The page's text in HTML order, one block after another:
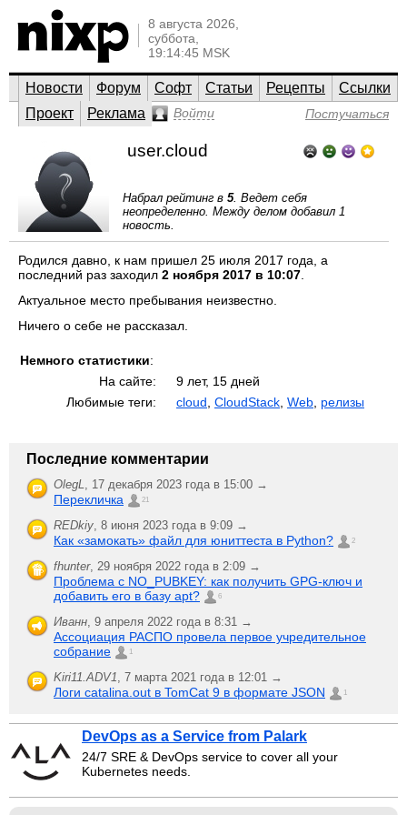
8 августа 2026,
суббота,
19:14:45 MSK
Новости Форум Софт Статьи Рецепты
Ссылки
Проект
Реклама Войти Постучаться
user.cloud
Набрал рейтинг в 5. Ведет себя
неопределенно. Между делом добавил 1
новость.
Родился давно, к нам пришел 25 июля 2017 года, а
последний раз заходил 2 ноября 2017 в 10:07
Актуальное место пребывания неизвестно.
Ничего о себе не рассказал.
Немного статистики:
На сайте:
9 лет, 15 дней
Любимые теги:
cloud CloudStack Web релизы
Последние комментарии
OlegL, 17 декабря 2023 года в 15:00 →
Перекличка 21
REDkiy, 8 июня 2023 года в 9:09 →
Как «замокать» файл для юниттеста в Python? 2
fhunter, 29 ноября 2022 года в 2:09 →
Проблема с NO_PUBKEY: как получить GPG-ключ и
добавить его в базу apt?
6
Иванн, 9 апреля 2022 года в 8:31 →
Ассоциация РАСПО провела первое учредительное
собрание
1
Kiri11.ADV1, 7 марта 2021 года в 12:01 →
Логи catalina.out в TomCat 9 в формате JSON 1
DevOps as a Service from Palark
24/7 SRE & DevOps service to cover all your
Kubernetes needs.